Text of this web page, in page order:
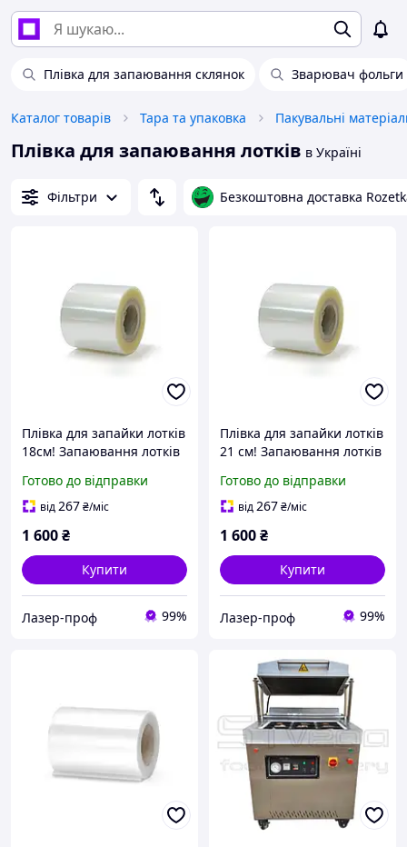
Плівка для запаювання склянок Зварювач фольги
Каталог товарів Тара та упаковка Пакувальні
Плівка для запаювання лотків в Україні
Фільтри Безкоштовна доставка
Плівка для запайки лотків
18см! Запаювання лотків
Готово до відправки
від267₴/міс
1 600₴
Купити
Лазер-проф 99%
Плівка для запайки лотків
21 см! Запаювання лотків
Готово до відправки
від267₴/міс
1 600₴
Купити
Лазер-проф 99%